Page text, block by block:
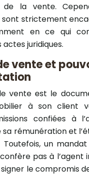
la vente.
strictement
en ce qui
juridiques.
vente et
vente est le
à son client
confiées à
rémunération et
Toutefois, un
pas à l’agent
le compromis